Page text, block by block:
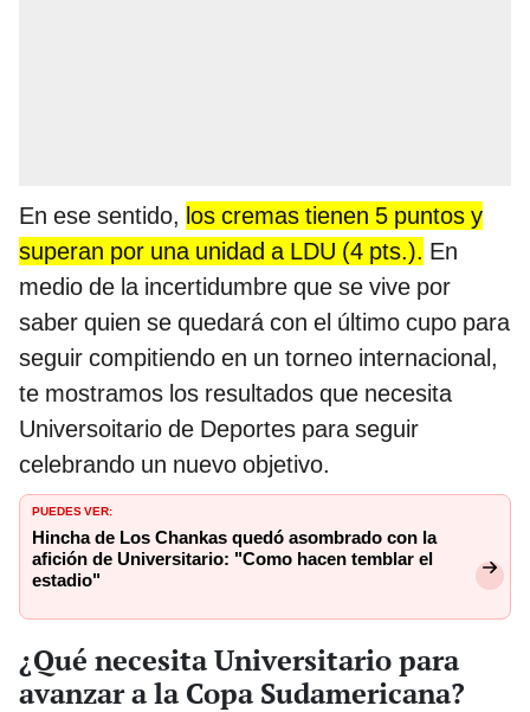
En ese sentido, los cremas tienen 5 puntos y
superan por una unidad a LDU (4 pts.). En
medio de la incertidumbre que se vive por
saber quien se quedará con el último cupo para
seguir compitiendo en un torneo internacional,
te mostramos los resultados que necesita
Universoitario de Deportes para seguir
celebrando un nuevo objetivo.
PUEDES VER:
Hincha de Los Chankas quedó asombrado con la
afición de Universitario: "Como hacen temblar el
estadio"
¿Qué necesita Universitario para
avanzar a la Copa Sudamericana?